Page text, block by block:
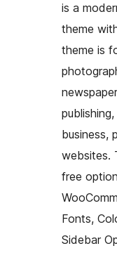
is a
theme
theme is
business,
websites.
free
Fonts,
Sidebar